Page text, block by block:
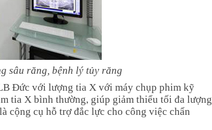
sâu răng, bệnh lý tủy răng
Đức với lượng tia X với máy chụp phim kỹ
tia X bình thường, giúp giảm thiểu tối đa lượng
cộng cụ hỗ trợ đắc lực cho công việc chẩn